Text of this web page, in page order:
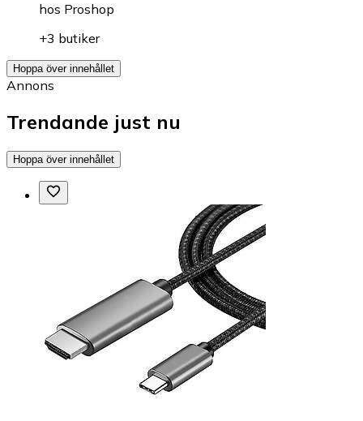
hos Proshop
+3 butiker
Hoppa över innehållet
Annons
Trendande just nu
Hoppa över innehållet